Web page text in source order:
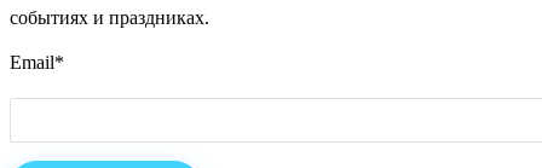
событиях и праздниках.
Email*